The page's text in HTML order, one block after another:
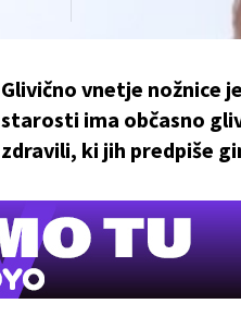
Glivično vnetje nožnice
starosti ima občasno
zdravili, ki jih predpiše